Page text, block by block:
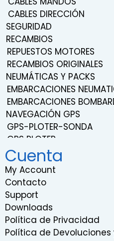
CABLES DIRECCIÓN
SEGURIDAD
RECAMBIOS
REPUESTOS MOTORES
RECAMBIOS ORIGINALES
NEUMÁTICAS Y PACKS
EMBARCACIONES
EMBARCACIONES
NAVEGACIÓN GPS
GPS-PLOTER-SONDA
GPS PLOTER
NAVEGACIÓN
TRANSDUCTORES
SONDAS
SISTEMA DE SONIDO Y
RADIOS VHF
RADARES
INSTRUMENTACION
Cuenta
My Account
Contacto
Support
Downloads
Política de Privacidad
Política de Devoluciones